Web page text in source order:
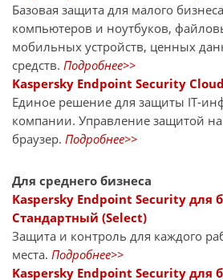
Базовая защита для малого
компьютеров и ноутбуков,
мобильных устройств, ценных
средств. Подробнее>>
Kaspersky Endpoint Security Cloud
Единое решение для защиты IT-
компании. Управление защитой
браузер. Подробнее>>
Для среднего бизнеса
Kaspersky Endpoint Security для
Стандартный (Select)
Защита и контроль для каждого
места. Подробнее>>
Kaspersky Endpoint Security для